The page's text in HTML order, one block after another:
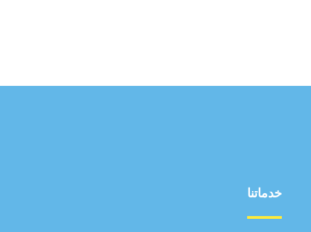
خدماتنا